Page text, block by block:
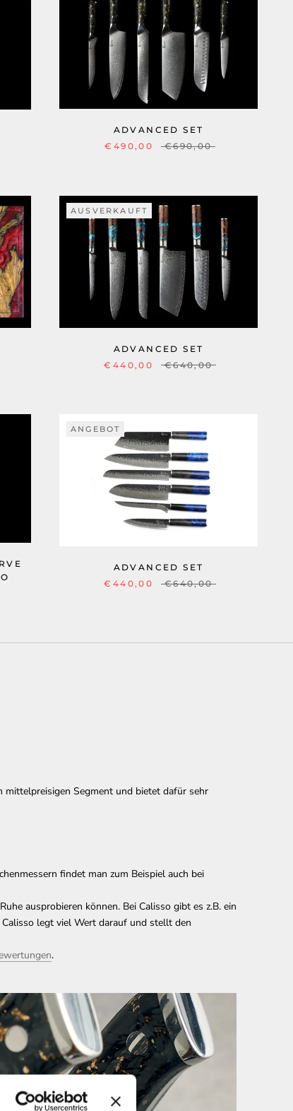
ADVANCED SET
€490,00
€690,00
AUSVERKAUFT
ADVANCED SET
€440,00
€640,00
ANGEBOT
ADVANCED SET
€440,00
€640,00
mittelpreisigen Segment und bietet dafür sehr
findet man zum Beispiel auch bei
ausprobieren können. Bei Calisso gibt es z.B. ein
legt viel Wert darauf und stellt den
.